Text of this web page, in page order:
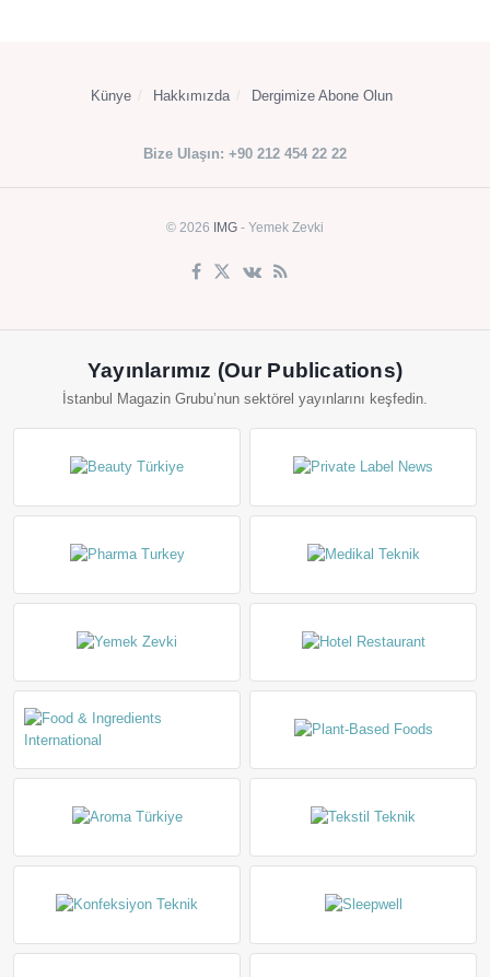
Künye Hakkımızda Dergimize Abone Olun
Bize Ulaşın: +90 212 454 22 22
© 2026 IMG - Yemek Zevki
Yayınlarımız (Our Publications)
İstanbul Magazin Grubu’nun sektörel yayınlarını keşfedin.